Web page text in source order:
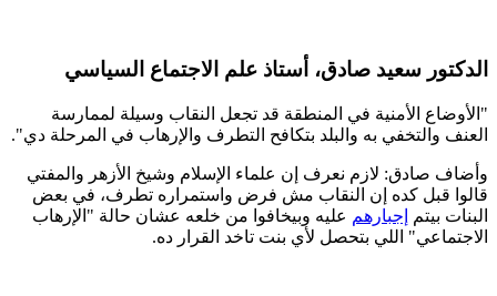
سعيد صادق، أستاذ علم الاجتماع السياسي
الأمنية في المنطقة قد تجعل النقاب وسيلة لممارسة
به والبلد بتكافح التطرف والإرهاب في المرحلة دي".
لازم نعرف إن علماء الإسلام وشيخ الأزهر والمفتي
كده إن النقاب مش فرض واستمراره تطرف، في بعض
إجبارهم عليه وبيخافوا من خلعه عشان حالة "الإرهاب
اللي بتحصل لأي بنت تاخد القرار ده.